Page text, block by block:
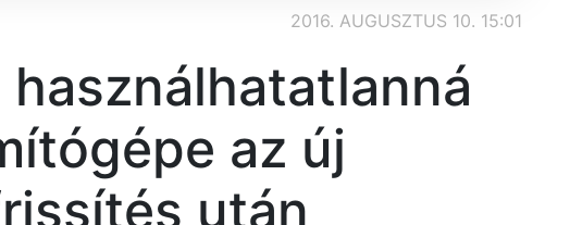
2016. AUGUSZTUS 10. 15:01
az új
után